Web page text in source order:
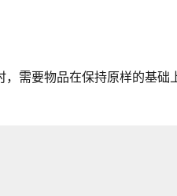
需要物品在保持原样的基础